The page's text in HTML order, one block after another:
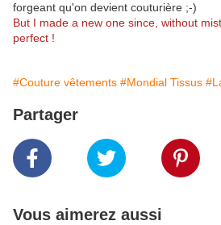
forgeant qu'on devient couturière ;-)
But I made a new one since, without
perfect !
#Couture vêtements #Mondial Tissus
Partager
Vous aimerez aussi